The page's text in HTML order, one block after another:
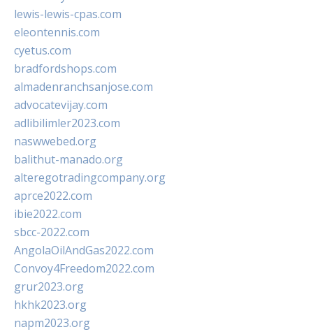
lewis-lewis-cpas.com
eleontennis.com
cyetus.com
bradfordshops.com
almadenranchsanjose.com
advocatevijay.com
adlibilimler2023.com
naswwebed.org
balithut-manado.org
alteregotradingcompany.org
aprce2022.com
ibie2022.com
sbcc-2022.com
AngolaOilAndGas2022.com
Convoy4Freedom2022.com
grur2023.org
hkhk2023.org
napm2023.org